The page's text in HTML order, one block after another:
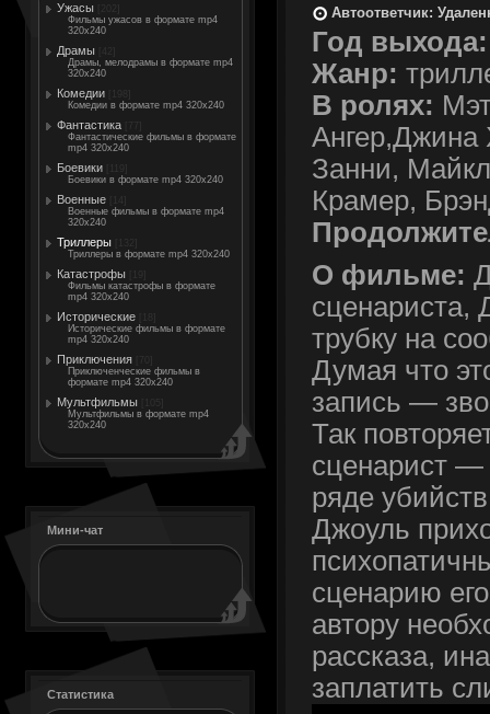
Ужасы
Фильмы ужасов в формате mp4
320x240
Драмы
Драмы, мелодрамы в формате mp4
320x240
Комедии
Комедии в формате mp4 320x240
Фантастика
Фантастические фильмы в формате
mp4 320x240
Боевики
Боевики в формате mp4 320x240
Военные
Военные фильмы в формате mp4
320x240
Триллеры
Триллеры в формате mp4 320x240
Катастрофы
Фильмы катастрофы в формате
mp4 320x240
Исторические
Исторические фильмы в формате
mp4 320x240
Приключения
Приключенческие фильмы в
формате mp4 320x240
Мультфильмы
Мультфильмы в формате mp4
320x240
Мини-чат
Статистика
Автоответчик:
Год выхода:
Жанр:
В ролях:
Занни,
Крамер,
О фильме:
сценариста,
трубку на
Думая что
запись —
Так
сценарист —
ряде
Джоуль
сценарию
автору
рассказа,
заплатить